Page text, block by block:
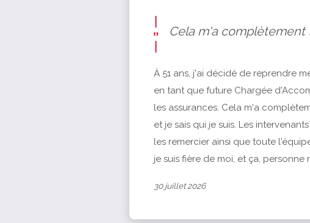
Cela m'a complètement
À 51 ans, j'ai décidé de reprendre
en tant que future Chargée
les assurances. Cela m'a
et je sais qui je suis. Les
les remercier ainsi que toute
je suis fière de moi, et ça, personne
30 juillet 2026